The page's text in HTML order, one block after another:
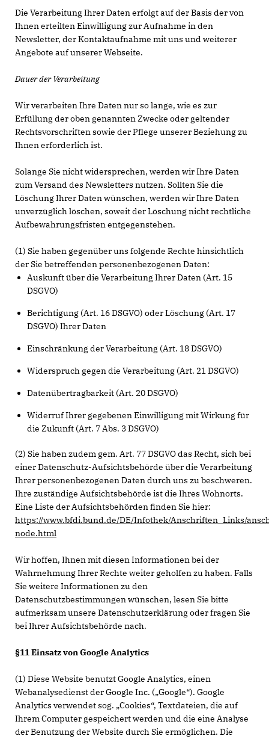
Die Verarbeitung Ihrer Daten erfolgt auf der Basis der von
Ihnen erteilten Einwilligung zur Aufnahme in den
Newsletter, der Kontaktaufnahme mit uns und weiterer
Angebote auf unserer Webseite.
Dauer der Verarbeitung
Wir verarbeiten Ihre Daten nur so lange, wie es zur
Erfüllung der oben genannten Zwecke oder geltender
Rechtsvorschriften sowie der Pflege unserer Beziehung zu
Ihnen erforderlich ist.
Solange Sie nicht widersprechen, werden wir Ihre Daten
zum Versand des Newsletters nutzen. Sollten Sie die
Löschung Ihrer Daten wünschen, werden wir Ihre Daten
unverzüglich löschen, soweit der Löschung nicht rechtliche
Aufbewahrungsfristen entgegenstehen.
(1) Sie haben gegenüber uns folgende Rechte hinsichtlich
der Sie betreffenden personenbezogenen Daten:
Auskunft über die Verarbeitung Ihrer Daten (Art. 15
DSGVO)
Berichtigung (Art. 16 DSGVO) oder Löschung (Art. 17
DSGVO) Ihrer Daten
Einschränkung der Verarbeitung (Art. 18 DSGVO)
Widerspruch gegen die Verarbeitung (Art. 21 DSGVO)
Datenübertragbarkeit (Art. 20 DSGVO)
Widerruf Ihrer gegebenen Einwilligung mit Wirkung für
die Zukunft (Art. 7 Abs. 3 DSGVO)
(2) Sie haben zudem gem. Art. 77 DSGVO das Recht, sich bei
einer Datenschutz-Aufsichtsbehörde über die Verarbeitung
Ihrer personenbezogenen Daten durch uns zu beschweren.
Ihre zuständige Aufsichtsbehörde ist die Ihres Wohnorts.
Eine Liste der Aufsichtsbehörden finden Sie hier:
https://www.bfdi.bund.de/DE/Infothek/Anschriften_Links/
node.html
Wir hoffen, Ihnen mit diesen Informationen bei der
Wahrnehmung Ihrer Rechte weiter geholfen zu haben. Falls
Sie weitere Informationen zu den
Datenschutzbestimmungen wünschen, lesen Sie bitte
aufmerksam unsere Datenschutzerklärung oder fragen Sie
bei Ihrer Aufsichtsbehörde nach.
§11 Einsatz von Google Analytics
(1) Diese Website benutzt Google Analytics, einen
Webanalysedienst der Google Inc. („Google“). Google
Analytics verwendet sog. „Cookies“, Textdateien, die auf
Ihrem Computer gespeichert werden und die eine Analyse
der Benutzung der Website durch Sie ermöglichen. Die